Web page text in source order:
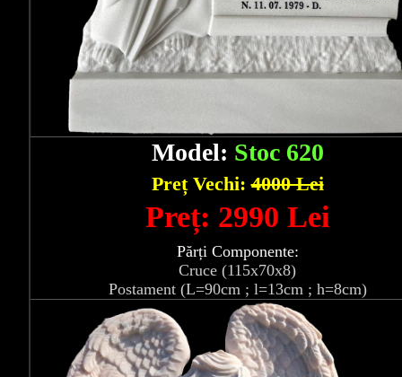
Model: Stoc 620
Preț Vechi:4000 Lei
Preț: 2990 Lei
Părți Componente:
Cruce (115x70x8)
Postament (L=90cm ; l=13cm ; h=8cm)